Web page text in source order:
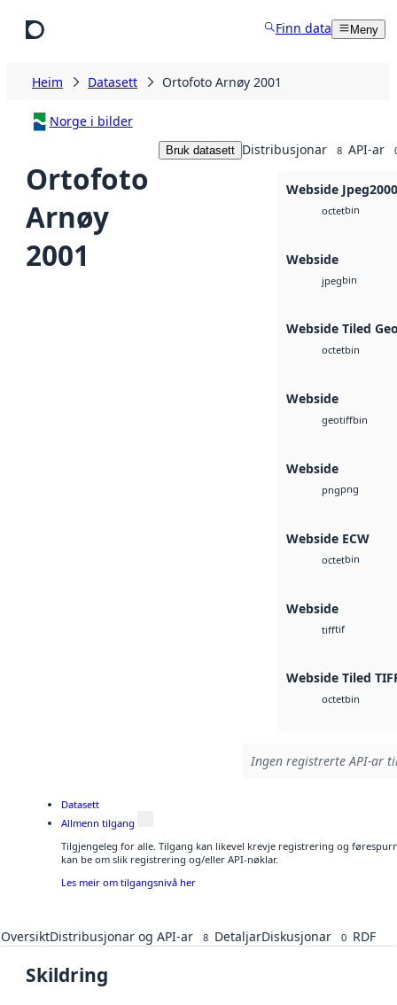
Finn data Meny
Heim Datasett Ortofoto Arnøy 2001
Norge i bilder
Ortofoto
Arnøy
2001
Bruk datasett Distribusjonar 8 API-ar
Webside Jpeg2000
octetbin
Webside
jpegbin
Webside Tiled
octetbin
Webside
geotiffbin
Webside
pngpng
Webside ECW
octetbin
Webside
tifftif
Webside Tiled
octetbin
Ingen registrerte API-ar
Datasett
Allmenn tilgang
Tilgjengeleg for alle. Tilgang kan likevel krevje registrering og
kan be om slik registrering og/eller API-nøklar.
Les meir om tilgangsnivå her
OversiktDistribusjonar og API-ar 8 DetaljarDiskusjonar 0 RDF
Skildring